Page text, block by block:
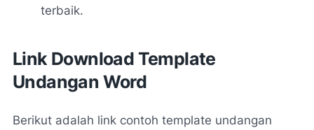
terbaik.
Link Download Template
Undangan Word
Berikut adalah link contoh template undangan